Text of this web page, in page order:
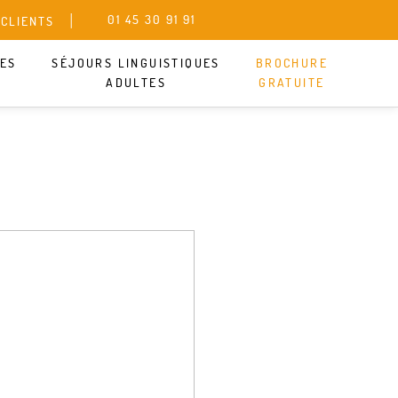
01 45 30 91 91
SÉJOURS LINGUISTIQUES
ADULTES
BROCHURE
GRATUITE